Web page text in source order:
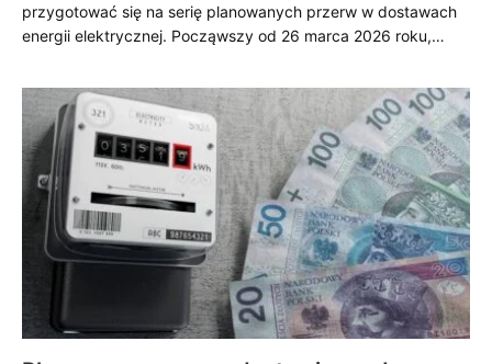
przygotować się na serię planowanych przerw w dostawach
energii elektrycznej. Począwszy od 26 marca 2026 roku,…